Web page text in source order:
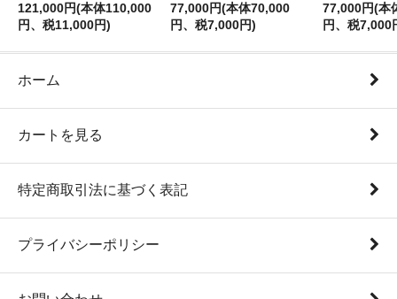
121,000円(本体110,000
円、税11,000円)
77,000円(本体70,000
円、税7,000円)
77,000円(本
円、税7,000
ホーム
カートを見る
特定商取引法に基づく表記
プライバシーポリシー